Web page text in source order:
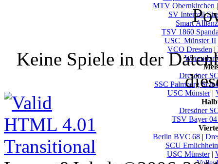
MTV Obernkirchen
SV Interroll
Smart
TSV 1860
USC_Münster II
VCO Dresden |
Dresdner
SSC Palmberg
USC Münster|
Dresdner
TSV Bayer
Berlin BVC 68|
SCU
USC Münster|
Keine Spiele in der